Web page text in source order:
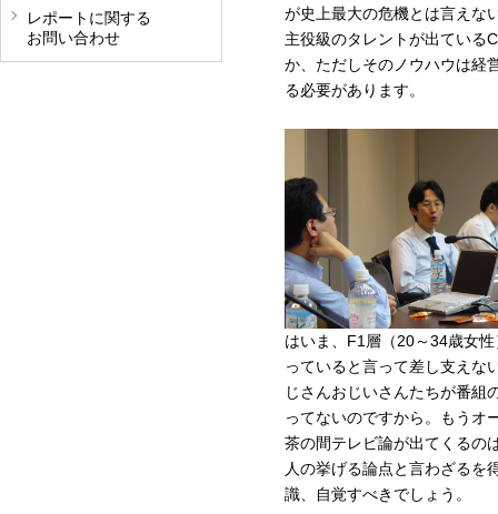
が史上最大の危機とは言えな
主役級のタレントが出ている
か、ただしそのノウハウは経
る必要があります。
はいま、F1層（20～34歳女
っていると言って差し支えな
じさんおじいさんたちが番組
ってないのですから。もうオ
茶の間テレビ論が出てくるの
人の挙げる論点と言わざるを
識、自覚すべきでしょう。
レポートに関する
お問い合わせ